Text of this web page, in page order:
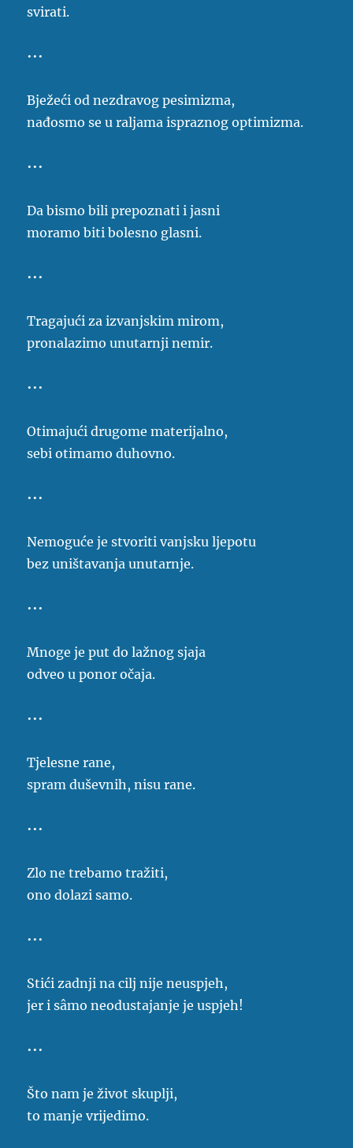
svirati.
•••
Bježeći od nezdravog pesimizma,
nađosmo se u raljama ispraznog optimizma.
•••
Da bismo bili prepoznati i jasni
moramo biti bolesno glasni.
•••
Tragajući za izvanjskim mirom,
pronalazimo unutarnji nemir.
•••
Otimajući drugome materijalno,
sebi otimamo duhovno.
•••
Nemoguće je stvoriti vanjsku ljepotu
bez uništavanja unutarnje.
•••
Mnoge je put do lažnog sjaja
odveo u ponor očaja.
•••
Tjelesne rane,
spram duševnih, nisu rane.
•••
Zlo ne trebamo tražiti,
ono dolazi samo.
•••
Stići zadnji na cilj nije neuspjeh,
jer i sâmo neodustajanje je uspjeh!
•••
Što nam je život skuplji,
to manje vrijedimo.